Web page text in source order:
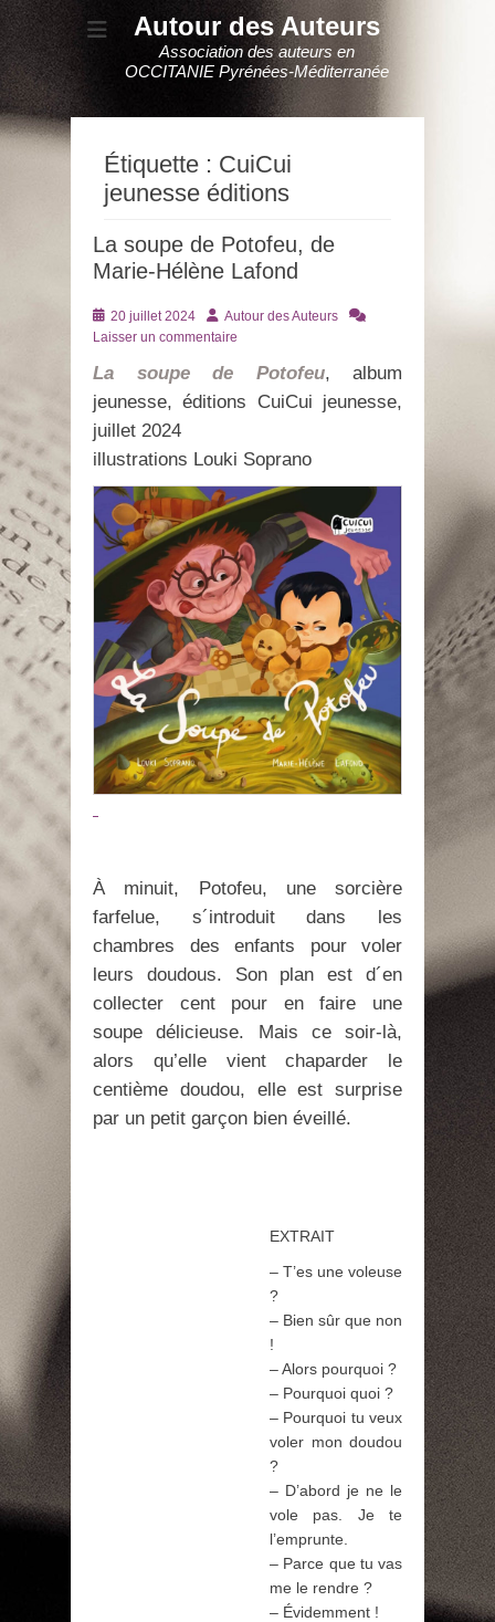
Autour des Auteurs
Association des auteurs en
OCCITANIE Pyrénées-Méditerranée
Étiquette : CuiCui
jeunesse éditions
La soupe de Potofeu, de
Marie-Hélène Lafond
Posté
le
20 juillet 2024 AuteurAutour des Auteurs
Laisser un commentaire
La soupe de Potofeu, album
jeunesse, éditions CuiCui jeunesse,
juillet 2024
illustrations Louki Soprano
À minuit, Potofeu, une sorcière
farfelue, s´introduit dans les
chambres des enfants pour voler
leurs doudous. Son plan est d´en
collecter cent pour en faire une
soupe délicieuse. Mais ce soir-là,
alors qu’elle vient chaparder le
centième doudou, elle est surprise
par un petit garçon bien éveillé.
EXTRAIT
– T’es une voleuse
?
– Bien sûr que non
!
– Alors pourquoi ?
– Pourquoi quoi ?
– Pourquoi tu veux
voler mon doudou
?
– D’abord je ne le
vole pas. Je te
l’emprunte.
– Parce que tu vas
me le rendre ?
– Évidemment !